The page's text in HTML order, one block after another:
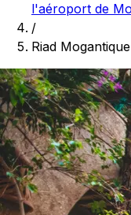
l'aéroport de
/
Riad